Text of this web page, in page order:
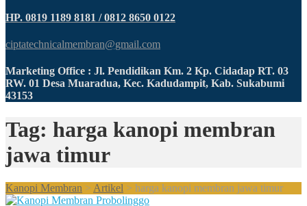
HP. 0819 1189 8181 / 0812 8650 0122
ciptatechnicalmembran@gmail.com
Marketing Office : Jl. Pendidikan Km. 2 Kp. Cidadap RT. 03
RW. 01 Desa Muaradua, Kec. Kadudampit, Kab. Sukabumi
43153
Tag: harga kanopi membran
jawa timur
Kanopi Membran > Artikel > harga kanopi membran jawa timur